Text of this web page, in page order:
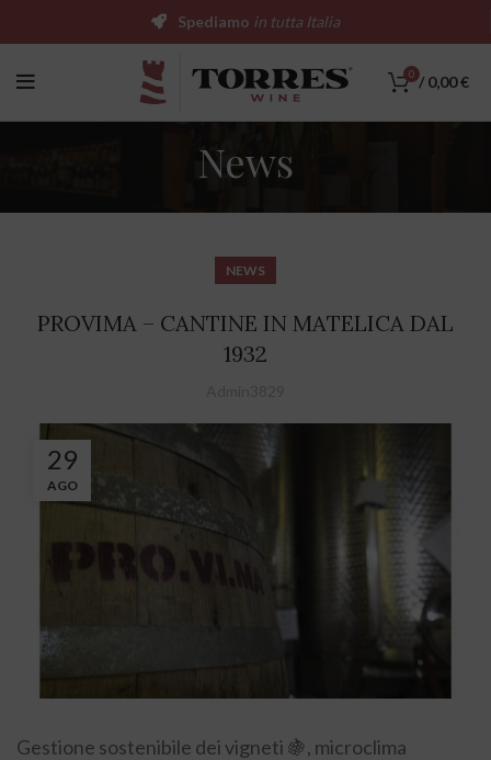
0 / 0,00€
News
NEWS
PROVIMA – CANTINE IN MATELICA DAL
1932
29
AGO
Gestione sostenibile dei vigneti 🍇, microclima
Spediamo in tutta Italia